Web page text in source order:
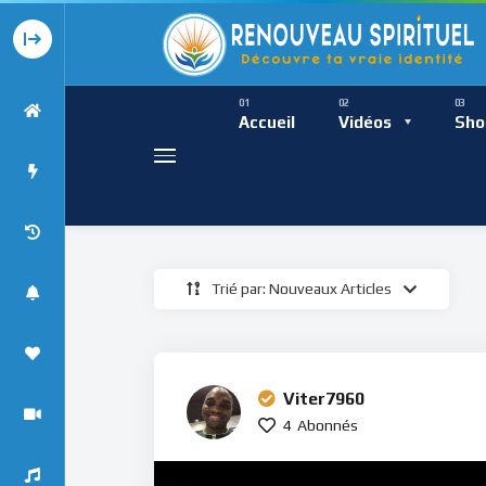
Accueil Vidéos
Présence
Présence
Trié par: Nouveaux Articles
Viter7960
4 Abonnés